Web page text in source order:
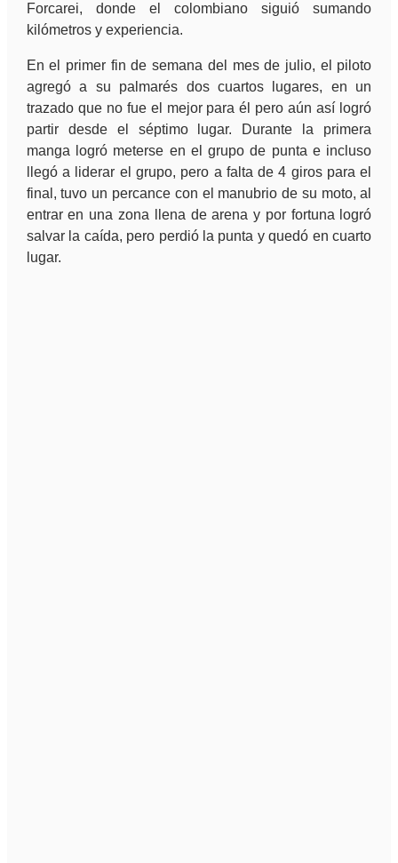
Forcarei, donde el colombiano siguió sumando
kilómetros y experiencia.
En el primer fin de semana del mes de julio, el piloto
agregó a su palmarés dos cuartos lugares, en un
trazado que no fue el mejor para él pero aún así logró
partir desde el séptimo lugar. Durante la primera
manga logró meterse en el grupo de punta e incluso
llegó a liderar el grupo, pero a falta de 4 giros para el
final, tuvo un percance con el manubrio de su moto, al
entrar en una zona llena de arena y por fortuna logró
salvar la caída, pero perdió la punta y quedó en cuarto
lugar.